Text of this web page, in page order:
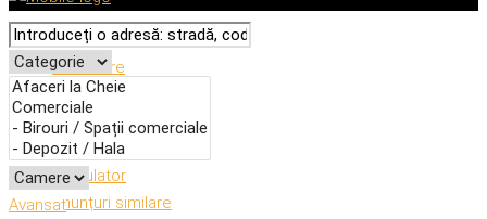
Avansat
Descriere
Caracteristici
Adresă
Detalii
Calculator
Anunțuri similare